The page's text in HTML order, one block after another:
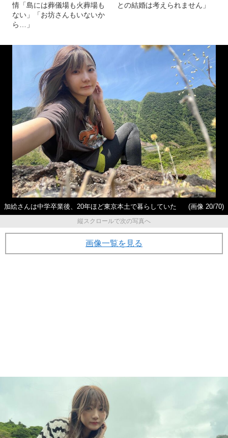
情「島には葬儀場も火葬場も
ない」「お坊さんもいないか
ら…」
との結婚は考えられません」
加絵さんは中学卒業後、20年ほど東京本土で暮らしていた
(画像 20/70)
縦スクロールで次の写真へ
画像一覧を見る